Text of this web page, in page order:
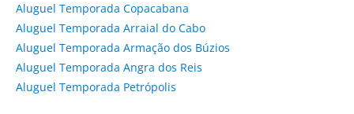
Aluguel Temporada Copacabana
Aluguel Temporada Arraial do Cabo
Aluguel Temporada Armação dos Búzios
Aluguel Temporada Angra dos Reis
Aluguel Temporada Petrópolis